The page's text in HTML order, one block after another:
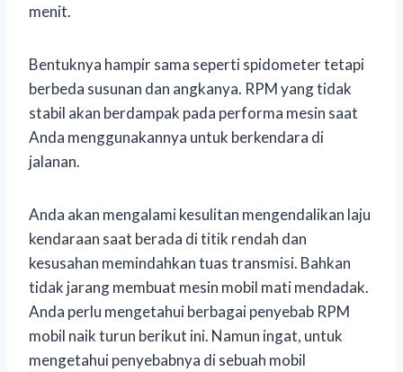
menit.
Bentuknya hampir sama seperti spidometer tetapi
berbeda susunan dan angkanya. RPM yang tidak
stabil akan berdampak pada performa mesin saat
Anda menggunakannya untuk berkendara di
jalanan.
Anda akan mengalami kesulitan mengendalikan laju
kendaraan saat berada di titik rendah dan
kesusahan memindahkan tuas transmisi. Bahkan
tidak jarang membuat mesin mobil mati mendadak.
Anda perlu mengetahui berbagai penyebab RPM
mobil naik turun berikut ini. Namun ingat, untuk
mengetahui penyebabnya di sebuah mobil